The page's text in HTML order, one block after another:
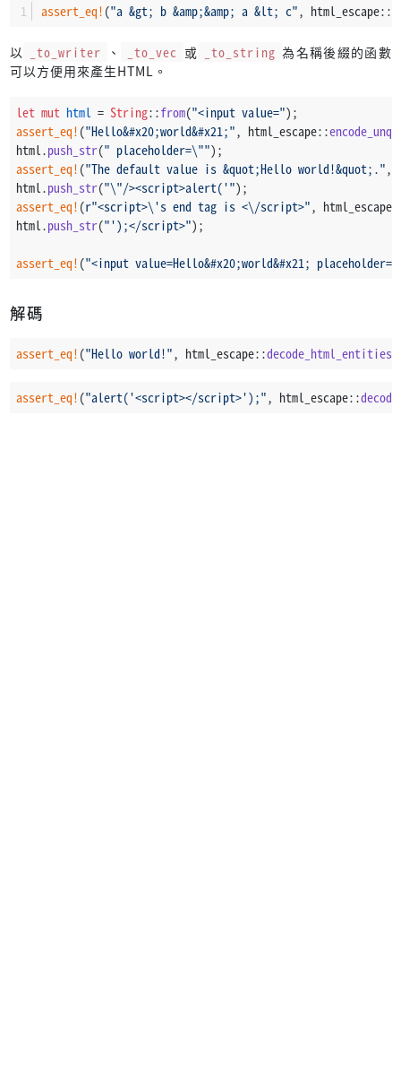
assert_eq! ("a &gt; b &amp;&amp; a &lt; c", html_escape::
以 _to_writer 、 _to_vec 或 _to_string 為名稱後綴的函數
可以方便用來產生HTML。
let mut html = String::from("<input value=");
assert_eq! ("Hello&#x20;world&#x21;", html_escape::
html.push_str(" placeholder=\"");
assert_eq! ("The default value is &quot;Hello world!&quot;.",
html.push_str("\"/><script>alert('");
assert_eq! (r"<script>\'s end tag is <\/script>",
html.push_str("');</script>");
assert_eq! ("<input value=Hello&#x20;world&#x21;
解碼
assert_eq! ("Hello world!", html_escape::decode_html_entities(
assert_eq! ("alert('<script></script>');", html_escape::